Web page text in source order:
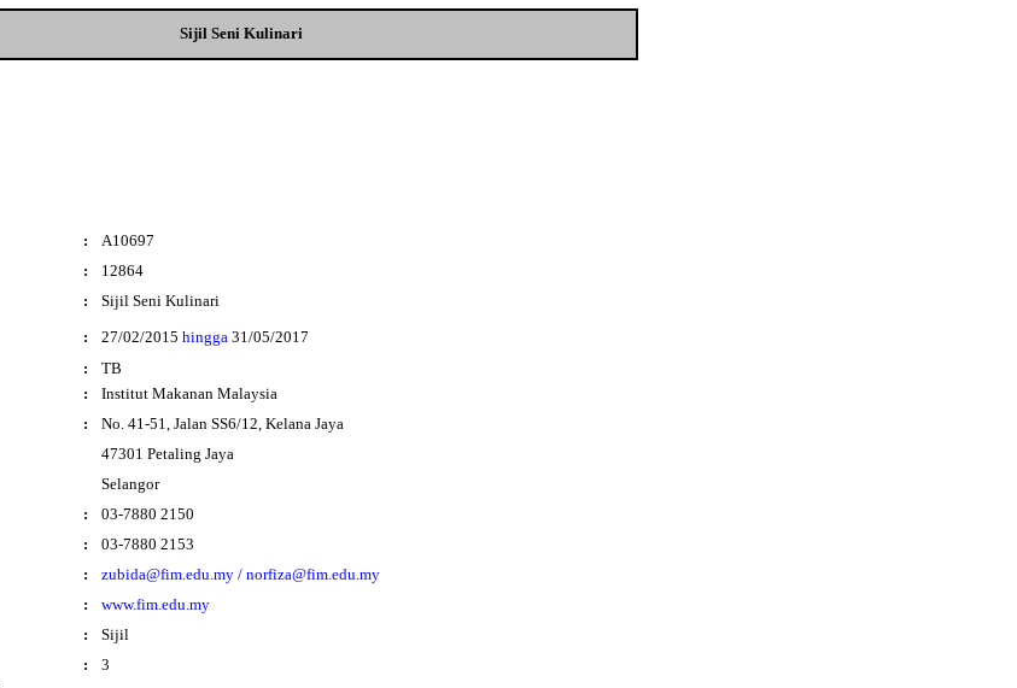
Sijil Seni Kulinari
:
A10697
:
12864
:
Sijil Seni Kulinari
: 27/02/2015 hingga31/05/2017
:
TB
:
Institut Makanan Malaysia
:
No. 41-51, Jalan SS6/12, Kelana Jaya
47301 Petaling Jaya
Selangor
:
03-7880 2150
:
03-7880 2153
:
zubida@fim.edu.my / norfiza@fim.edu.my
:
www.fim.edu.my
:
Sijil
:
3